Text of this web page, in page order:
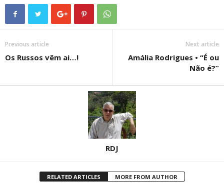
Previous article
Os Russos vêm ai…!
Next article
Amália Rodrigues • “É ou
Não é?”
RDJ
RELATED ARTICLES MORE FROM AUTHOR